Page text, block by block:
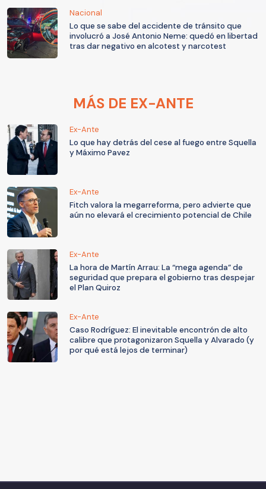
Nacional
Lo que se sabe del accidente de tránsito que
involucró a José Antonio Neme: quedó en libertad
tras dar negativo en alcotest y narcotest
MÁS DE EX-ANTE
Ex-Ante
Lo que hay detrás del cese al fuego entre Squella
y Máximo Pavez
Ex-Ante
Fitch valora la megarreforma, pero advierte que
aún no elevará el crecimiento potencial de Chile
Ex-Ante
La hora de Martín Arrau: La “mega agenda” de
seguridad que prepara el gobierno tras despejar
el Plan Quiroz
Ex-Ante
Caso Rodríguez: El inevitable encontrón de alto
calibre que protagonizaron Squella y Alvarado (y
por qué está lejos de terminar)